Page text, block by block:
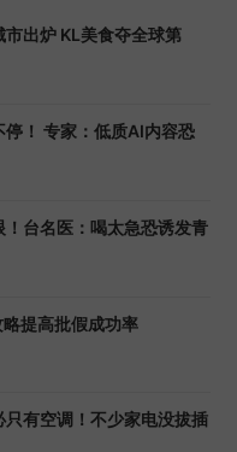
食夺全球第
！ 专家：低质AI内容恐
台名医：喝太急恐诱发青
提高批假成功率
有空调！不少家电没拔插